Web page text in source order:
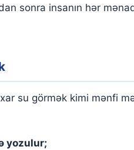
sonra insanın hər
su görmək kimi mənfi
yozulur;